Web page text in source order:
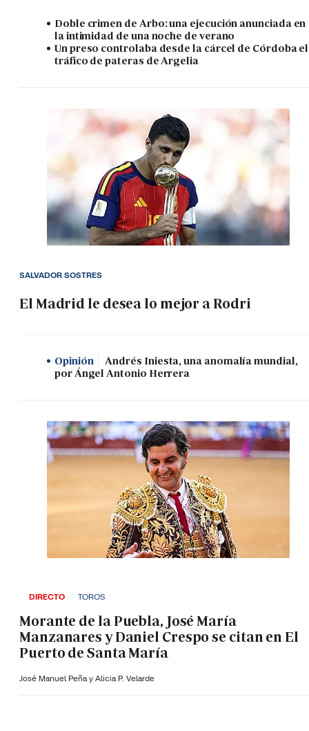
Doble crimen de Arbo: una ejecución anunciada en
la intimidad de una noche de verano
Un preso controlaba desde la cárcel de Córdoba el
tráfico de pateras de Argelia
El Madrid le desea lo mejor a Rodri
SALVADOR SOSTRES
Opinión
Andrés Iniesta, una anomalía mundial,
por Ángel Antonio Herrera
DIRECTO TOROS
Morante de la Puebla, José María
Manzanares y Daniel Crespo se citan en El
Puerto de Santa María
José Manuel Peña y Alicia P. Velarde